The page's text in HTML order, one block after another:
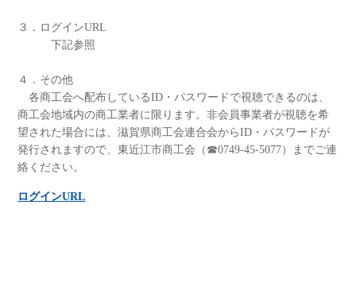
３．ログインURL
下記参照
４．その他
各商工会へ配布しているID・パスワードで視聴できるのは、
商工会地域内の商工業者に限ります。非会員事業者が視聴を希
望された場合には、滋賀県商工会連合会からID・パスワードが
発行されますので、東近江市商工会（☎0749-45-5077）までご連
絡ください。
ログインURL